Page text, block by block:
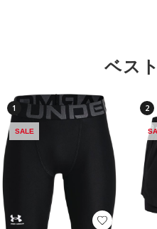
ベス
1
SALE
2